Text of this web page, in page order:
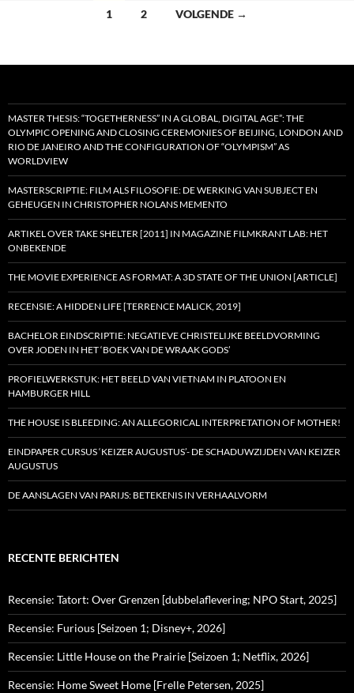
1 2 VOLGENDE →
MASTER THESIS: “TOGETHERNESS” IN A GLOBAL, DIGITAL AGE”: THE
OLYMPIC OPENING AND CLOSING CEREMONIES OF BEIJING, LONDON AND
RIO DE JANEIRO AND THE CONFIGURATION OF “OLYMPISM” AS
WORLDVIEW
MASTERSCRIPTIE: FILM ALS FILOSOFIE: DE WERKING VAN SUBJECT EN
GEHEUGEN IN CHRISTOPHER NOLANS MEMENTO
ARTIKEL OVER TAKE SHELTER [2011] IN MAGAZINE FILMKRANT LAB: HET
ONBEKENDE
THE MOVIE EXPERIENCE AS FORMAT: A 3D STATE OF THE UNION [ARTICLE]
RECENSIE: A HIDDEN LIFE [TERRENCE MALICK, 2019]
BACHELOR EINDSCRIPTIE: NEGATIEVE CHRISTELIJKE BEELDVORMING
OVER JODEN IN HET ‘BOEK VAN DE WRAAK GODS’
PROFIELWERKSTUK: HET BEELD VAN VIETNAM IN PLATOON EN
HAMBURGER HILL
THE HOUSE IS BLEEDING: AN ALLEGORICAL INTERPRETATION OF MOTHER!
EINDPAPER CURSUS ‘KEIZER AUGUSTUS’- DE SCHADUWZIJDEN VAN KEIZER
AUGUSTUS
DE AANSLAGEN VAN PARIJS: BETEKENIS IN VERHAALVORM
RECENTE BERICHTEN
Recensie: Tatort: Over Grenzen [dubbelaflevering; NPO Start, 2025]
Recensie: Furious [Seizoen 1; Disney+, 2026]
Recensie: Little House on the Prairie [Seizoen 1; Netflix, 2026]
Recensie: Home Sweet Home [Frelle Petersen, 2025]